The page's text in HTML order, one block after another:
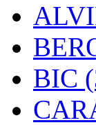
BIC